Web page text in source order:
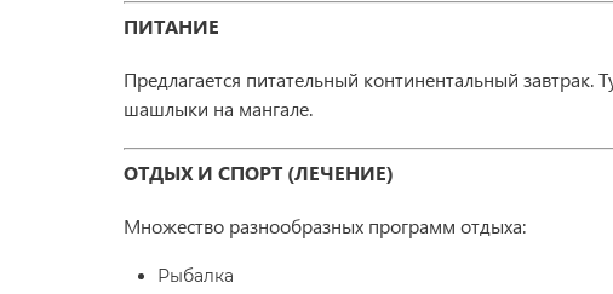
ПИТАНИЕ
Предлагается питательный континентальный
шашлыки на мангале.
ОТДЫХ И СПОРТ (ЛЕЧЕНИЕ)
Множество разнообразных программ отдыха:
Рыбалка